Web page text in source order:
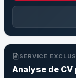
SERVICE
Analyse de CV